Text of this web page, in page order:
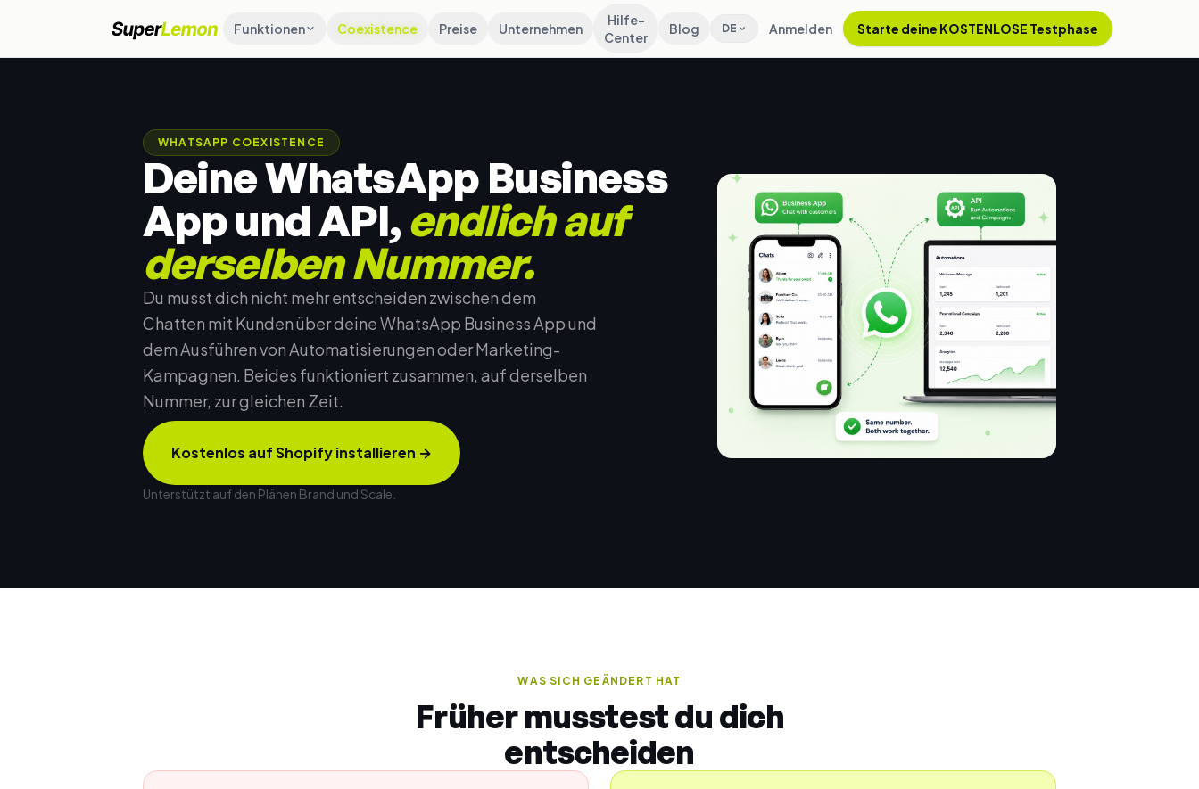
Funktionen Coexistence Preise Unternehmen
Hilfe-
Center
Blog DE Anmelden Starte deine KOSTENLOSE Testphase
WHATSAPP COEXISTENCE
Deine WhatsApp Business
App und API,endlich auf
derselben Nummer.
Du musst dich nicht mehr entscheiden zwischen dem
Chatten mit Kunden über deine WhatsApp Business App und
dem Ausführen von Automatisierungen oder Marketing-
Kampagnen. Beides funktioniert zusammen, auf derselben
Nummer, zur gleichen Zeit.
Kostenlos auf Shopify installieren →
Unterstützt auf den Plänen Brand und Scale.
WAS SICH GEÄNDERT HAT
Früher musstest du dich
entscheiden